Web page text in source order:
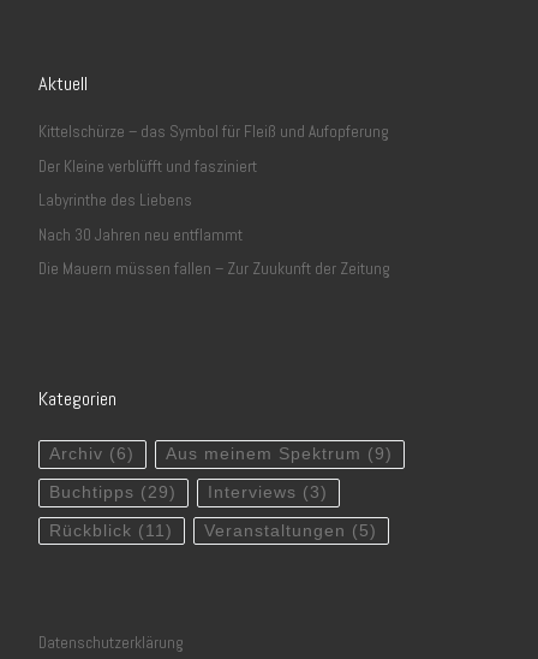
Aktuell
Kittelschürze – das Symbol für Fleiß und Aufopferung
Der Kleine verblüfft und fasziniert
Labyrinthe des Liebens
Nach 30 Jahren neu entflammt
Die Mauern müssen fallen – Zur Zuukunft der Zeitung
Kategorien
Archiv (6) Aus meinem Spektrum (9)
Buchtipps (29) Interviews (3)
Rückblick (11) Veranstaltungen (5)
Datenschutzerklärung